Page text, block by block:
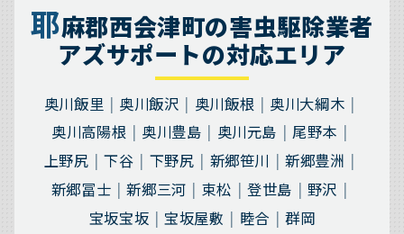
耶麻郡西会津町の害虫駆除業者
アズサポートの対応エリア
奥川飯里 奥川飯沢 奥川飯根
奥川大綱木
奥川高陽根
奥川豊島 奥川元島
尾野本
上野尻
下谷 下野尻 新郷笹川
新郷豊洲
新郷冨士
新郷三河 束松 登世島
野沢
宝坂宝坂
宝坂屋敷 睦合 群岡